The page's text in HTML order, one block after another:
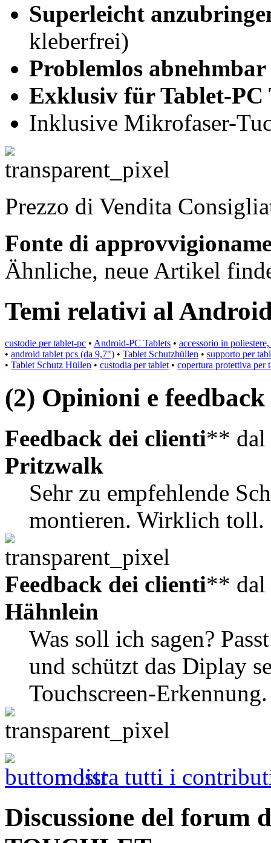
Superleicht
kleberfrei)
Problemlos abnehmbar
Exklusiv für Tablet-PC
Inklusive Mikrofaser-
Prezzo di Vendita
Fonte di
Ähnliche, neue Artikel
Temi relativi al
custodie per tablet-pc • Android-PC Tablets • accessorio in
• android tablet pcs (da 9,7") • Tablet Schutzhüllen • supporto per
• Tablet Schutz Hüllen • custodia per tablet • copertura protettiva per
(2) Opinioni e
Feedback dei clienti** dal
Pritzwalk
Sehr zu empfehlende
montieren. Wirklich toll.
Feedback dei clienti** dal
Hähnlein
Was soll ich sagen?
und schützt das Diplay
Touchscreen-
mostra tutti i
Discussione del forum